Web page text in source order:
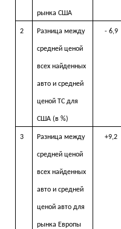
рынка США
2 Разница между
средней ценой
всех найденных
авто и средней
ценой ТС для
США (в %)
- 6,9
3 Разница между
средней ценой
всех найденных
авто и средней
ценой авто для
рынка Европы
+9,2